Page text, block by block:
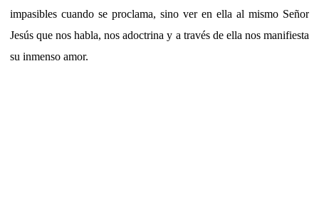
impasibles cuando se proclama, sino ver en ella al mismo Señor
Jesús que nos habla, nos adoctrina y a través de ella nos manifiesta
su inmenso amor.